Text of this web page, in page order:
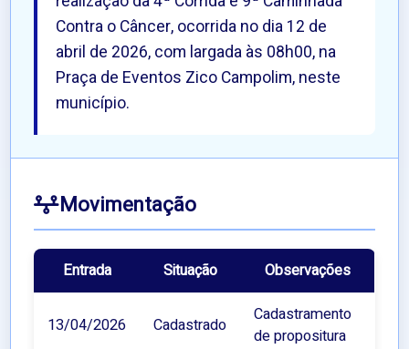
Contra o Câncer, ocorrida no dia 12 de
abril de 2026, com largada às 08h00, na
Praça de Eventos Zico Campolim, neste
município.
Movimentação
Entrada Situação Observações
13/04/2026 Cadastrado
Cadastramento
de propositura